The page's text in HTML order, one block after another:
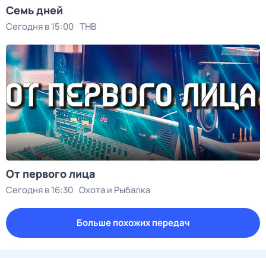
Семь дней
Сегодня в 15:00 ТНВ
От первого лица
Сегодня в 16:30 Охота и Рыбалка
Больше похожих передач